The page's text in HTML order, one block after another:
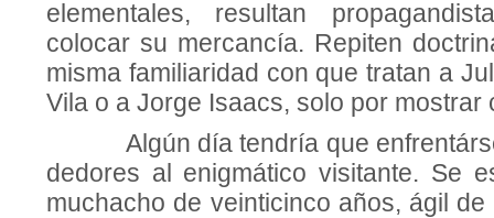
elementales, resultan
colocar su mercancía. Repiten
misma familiaridad con que tratan a
Vila o a Jorge Isaacs, solo por mostrar
Algún día tendría que
dedores al enigmático visitante. Se
muchacho de veinticinco años, ágil